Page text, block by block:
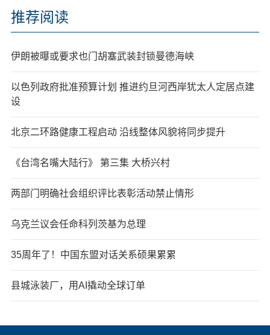
推荐阅读
伊朗被曝或要求也门胡塞武装封锁曼德海峡
以色列政府批准预算计划 推进约旦河西岸犹太人定居点建
设
北京二环路健康工程启动 沿线整体风貌将同步提升
《台湾名嘴大陆行》 第三集 大桥兴村
两部门明确社会组织评比表彰活动禁止情形
乌克兰议会任命科列茨基为总理
35周年了！中国东盟对话关系硕果累累
县城泳装厂，用AI撬动全球订单